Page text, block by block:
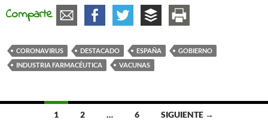
Comparte
CORONAVIRUS DESTACADO ESPAÑA
GOBIERNO
INDUSTRIA FARMACÉUTICA
VACUNAS
1 2 … 6 SIGUIENTE →